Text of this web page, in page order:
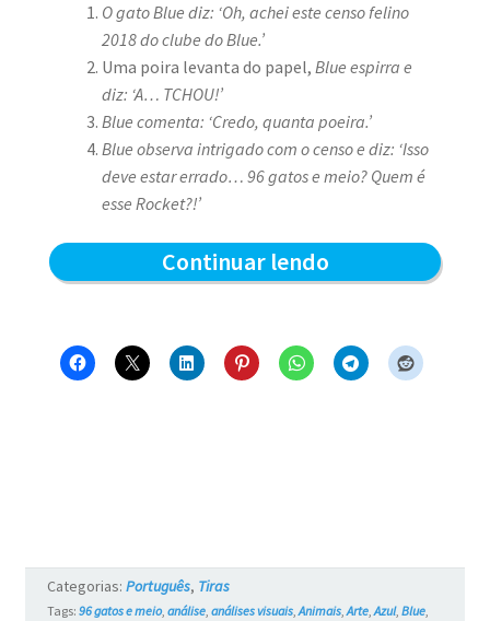
O gato Blue diz: ‘Oh, achei este censo felino
2018 do clube do Blue.’
Uma poira levanta do papel, Blue espirra e
diz: ‘A… TCHOU!’
Blue comenta: ‘Credo, quanta poeira.’
Blue observa intrigado com o censo e diz: ‘Isso
deve estar errado… 96 gatos e meio? Quem é
esse Rocket?!’
Continuar lendoCenso
do
Blue
e
Categorias: Português, Tiras
Tags: 96 gatos e meio, análise, análises visuais,Animais,Arte,Azul, Blue,